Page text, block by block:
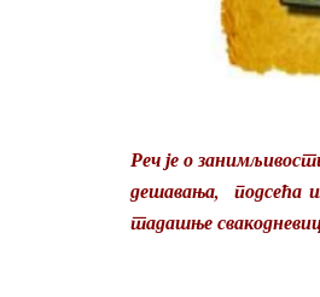
Реч је о
дешавања, подсећа
тадашње